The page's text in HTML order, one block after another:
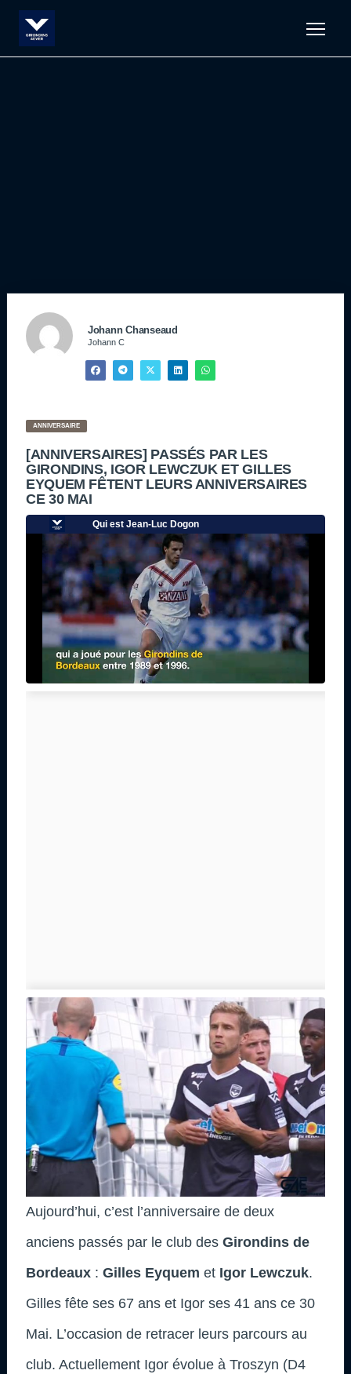
Johann Chanseaud
Johann C
ANNIVERSAIRE
[ANNIVERSAIRES] PASSÉS PAR LES
GIRONDINS, IGOR LEWCZUK ET GILLES
EYQUEM FÊTENT LEURS ANNIVERSAIRES
CE 30 MAI
Aujourd’hui, c’est l’anniversaire de deux
anciens passés par le club des Girondins de
Bordeaux : Gilles Eyquem et Igor Lewczuk.
Gilles fête ses 67 ans et Igor ses 41 ans ce 30
Mai. L’occasion de retracer leurs parcours au
club. Actuellement Igor évolue à Troszyn (D4